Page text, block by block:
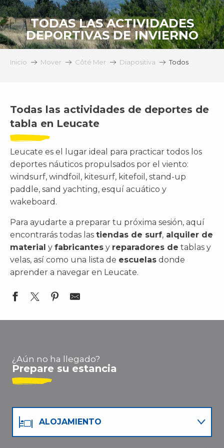
TODAS LAS ACTIVIDADES
DEPORTIVAS DE INVIERNO
Inicio Mover Côté Mer Diapositiva Todos
Todas las actividades de deportes de
tabla en Leucate
Leucate es el lugar ideal para practicar todos los
deportes náuticos propulsados por el viento:
windsurf, windfoil, kitesurf, kitefoil, stand-up
paddle, sand yachting, esquí acuático y
wakeboard.
Para ayudarte a preparar tu próxima sesión, aquí
encontrarás todas las tiendas de surf, alquiler de
material y fabricantes y reparadores de tablas y
velas, así como una lista de escuelas donde
aprender a navegar en Leucate.
Oh La La Beach
Surfone - Surfshop - Vêtements
Layana Workshop - Board Repair Center
Club KSL - KITE SURF LEUCATE
¿Aún no ha llegado?
Prepare su estancia
ALOJAMIENTO